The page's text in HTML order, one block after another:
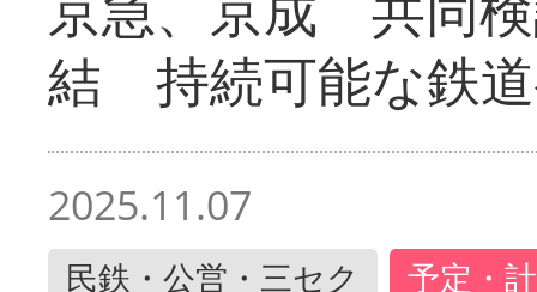
結 持続可能な鉄
2025.11.07
民鉄・公営・三セク 予定・